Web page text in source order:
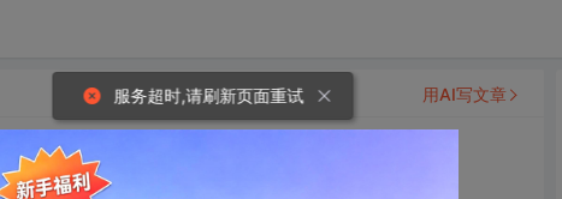
用AI写文章
服务超时,请刷新页面重试